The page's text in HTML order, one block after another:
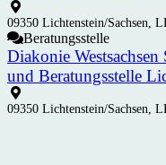
09350 Lichtenstein/Sachsen,
Beratungsstelle
Diakonie
und Beratungsstelle
09350 Lichtenstein/Sachsen,